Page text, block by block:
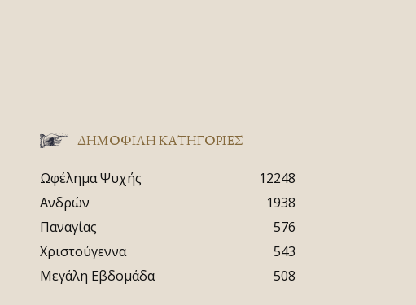
ΔΗΜΟΦΙΛΗ ΚΑΤΗΓΟΡΙΕΣ
Ωφέλημα Ψυχής
12248
Ανδρών
1938
Παναγίας
576
Χριστούγεννα
543
Μεγάλη Εβδομάδα
508